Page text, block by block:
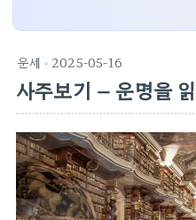
운세 · 2025-05-16
사주보기 – 운명을